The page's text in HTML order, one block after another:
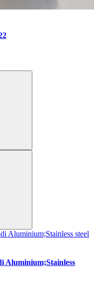
Aluminium;Stainless